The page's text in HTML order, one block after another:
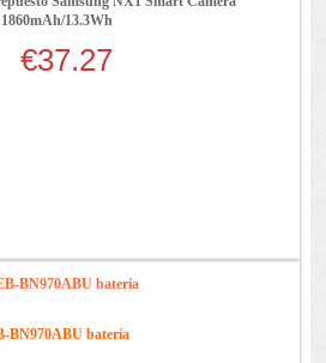
1860mAh/13.3Wh
€37.27
BN970ABU batería